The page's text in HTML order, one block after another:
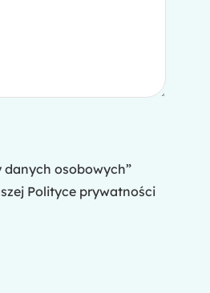
danych osobowych”
Polityce prywatności